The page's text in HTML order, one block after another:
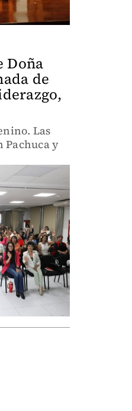
Doña
de
Las
Pachuca y